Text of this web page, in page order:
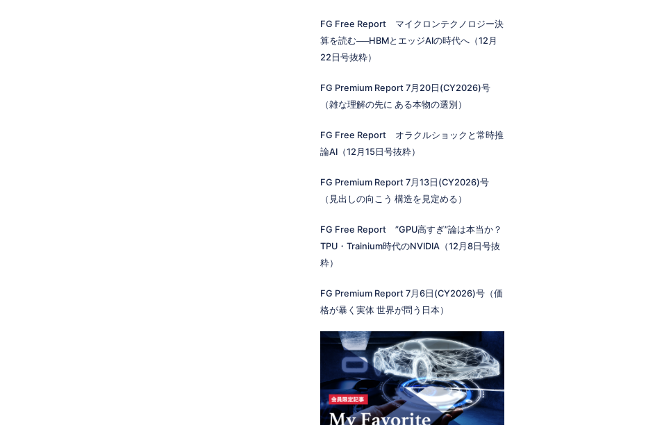
FG Free Report マイクロンテクノロジー決
算を読む──HBMとエッジAIの時代へ（12月
22日号抜粋）
FG Premium Report 7月20日(CY2026)号
（雑な理解の先に ある本物の選別）
FG Free Report オラクルショックと常時推
論AI（12月15日号抜粋）
FG Premium Report 7月13日(CY2026)号
（見出しの向こう 構造を見定める）
FG Free Report ”GPU高すぎ”論は本当か？
TPU・Trainium時代のNVIDIA（12月8日号抜
粋）
FG Premium Report 7月6日(CY2026)号（価
格が暴く実体 世界が問う日本）